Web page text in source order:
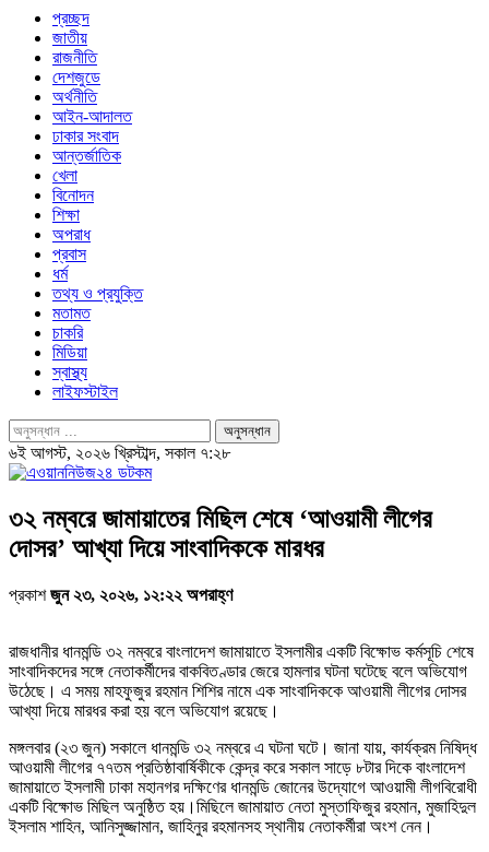
প্রচ্ছদ
জাতীয়
রাজনীতি
দেশজুডে
অর্থনীতি
আইন-আদালত
ঢাকার সংবাদ
আন্তর্জাতিক
খেলা
বিনোদন
শিক্ষা
অপরাধ
প্রবাস
ধর্ম
তথ্য ও প্রযুক্তি
মতামত
চাকরি
মিডিয়া
স্বাস্থ্য
লাইফস্টাইল
৬ই আগস্ট, ২০২৬ খ্রিস্টাব্দ, সকাল ৭:২৮
৩২ নম্বরে জামায়াতের মিছিল শেষে ‘আওয়ামী লীগের
দোসর’ আখ্যা দিয়ে সাংবাদিককে মারধর
প্রকাশজুন ২৩, ২০২৬, ১২:২২ অপরাহ্ণ
রাজধানীর ধানমন্ডি ৩২ নম্বরে বাংলাদেশ জামায়াতে ইসলামীর একটি বিক্ষোভ কর্মসূচি শেষে
সাংবাদিকদের সঙ্গে নেতাকর্মীদের বাকবিতণ্ডার জেরে হামলার ঘটনা ঘটেছে বলে অভিযোগ
উঠেছে। এ সময় মাহফুজুর রহমান শিশির নামে এক সাংবাদিককে আওয়ামী লীগের দোসর
আখ্যা দিয়ে মারধর করা হয় বলে অভিযোগ রয়েছে।
মঙ্গলবার (২৩ জুন) সকালে ধানমন্ডি ৩২ নম্বরে এ ঘটনা ঘটে। জানা যায়, কার্যক্রম নিষিদ্ধ
আওয়ামী লীগের ৭৭তম প্রতিষ্ঠাবার্ষিকীকে কেন্দ্র করে সকাল সাড়ে ৮টার দিকে বাংলাদেশ
জামায়াতে ইসলামী ঢাকা মহানগর দক্ষিণের ধানমন্ডি জোনের উদ্যোগে আওয়ামী লীগবিরোধী
একটি বিক্ষোভ মিছিল অনুষ্ঠিত হয়।মিছিলে জামায়াত নেতা মুস্তাফিজুর রহমান, মুজাহিদুল
ইসলাম শাহিন, আনিসুজ্জামান, জাহিনুর রহমানসহ স্থানীয় নেতাকর্মীরা অংশ নেন।